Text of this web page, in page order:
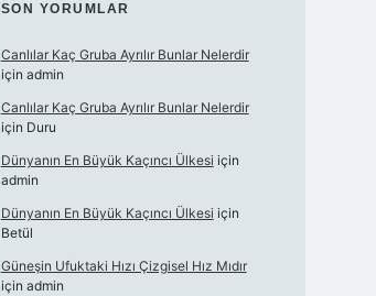
SON YORUMLAR
Canlılar Kaç Gruba Ayrılır Bunlar Nelerdir
için admin
Canlılar Kaç Gruba Ayrılır Bunlar Nelerdir
için Duru
Dünyanın En Büyük Kaçıncı Ülkesi için
admin
Dünyanın En Büyük Kaçıncı Ülkesi için
Betül
Güneşin Ufuktaki Hızı Çizgisel Hız Mıdır
için admin